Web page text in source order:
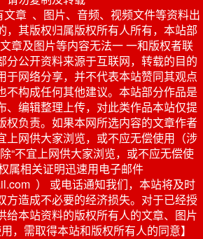
文章 、图片、音频、视频文件等资料出
，其版权归属版权所有人所有，本站部
章及图片等内容无法一 一和版权者联
分公开资料来源于互联网，转载的目的
于网络分享，并不代表本站赞同其观点
不构成任何其他建议。本站部分作品是
、编辑整理上传，对此类作品本站仅提
权负责。如果本网所选内容的文章作者
上网供大家浏览，或不应无偿使用（涉
“不宜上网供大家浏览，或不应无偿使
属相关证明迅速用电子邮件
） 或电话通知我们，本站将及时
方造成不必要的经济损失。对于已经授
给本站资料的版权所有人的文章、图片
，需取得本站和版权所有人的同意】